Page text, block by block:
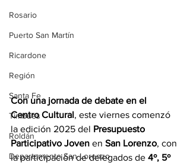
Rosario
Puerto San Martín
Ricardone
Región
Santa Fe
Timbúes
Roldán
Departamento San Lorenzo
Con una jornada de debate en el
Centro Cultural, este viernes comenzó
la edición 2025 del Presupuesto
Participativo Joven en San Lorenzo, con
la participación de delegados de 4º, 5º